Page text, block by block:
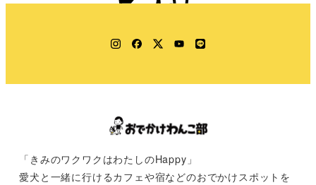
Instagram
Facebook
TwitterYouTube
LINE
「きみのワクワクはわたしのHappy」
愛犬と一緒に行けるカフェや宿などのおでかけスポットを